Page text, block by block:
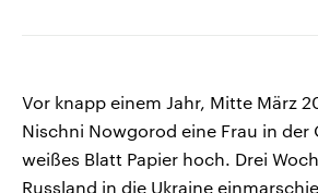
Vor knapp einem Jahr, Mitte März
Nischni Nowgorod eine Frau in der
weißes Blatt Papier hoch. Drei
Russland in die Ukraine